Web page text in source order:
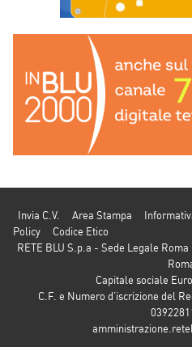
Invia C.V. Area Stampa
Policy
Codice Etico
RETE BLU S.p.a - Sede Legale
Capitale sociale
C.F. e Numero d’iscrizione del